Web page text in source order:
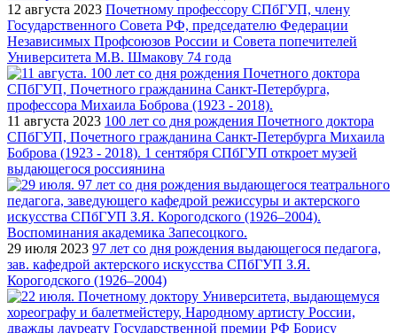
12 августа 2023 Почетному профессору СПбГУП, члену
Государственного Совета РФ, председателю Федерации
Независимых Профсоюзов России и Совета попечителей
Университета М.В. Шмакову 74 года
11 августа 2023 100 лет со дня рождения Почетного доктора
СПбГУП, Почетного гражданина Санкт-Петербурга Михаила
Боброва (1923 - 2018). 1 сентября СПбГУП откроет музей
выдающегося россиянина
29 июля 2023 97 лет со дня рождения выдающегося педагога,
зав. кафедрой актерского искусства СПбГУП З.Я.
Корогодского (1926–2004)